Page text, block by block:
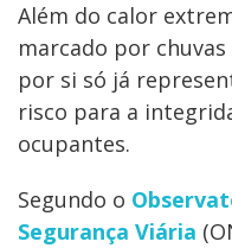
Além do calor
marcado por
por si só já
risco para a
ocupantes.
Segundo o
Segurança Viária